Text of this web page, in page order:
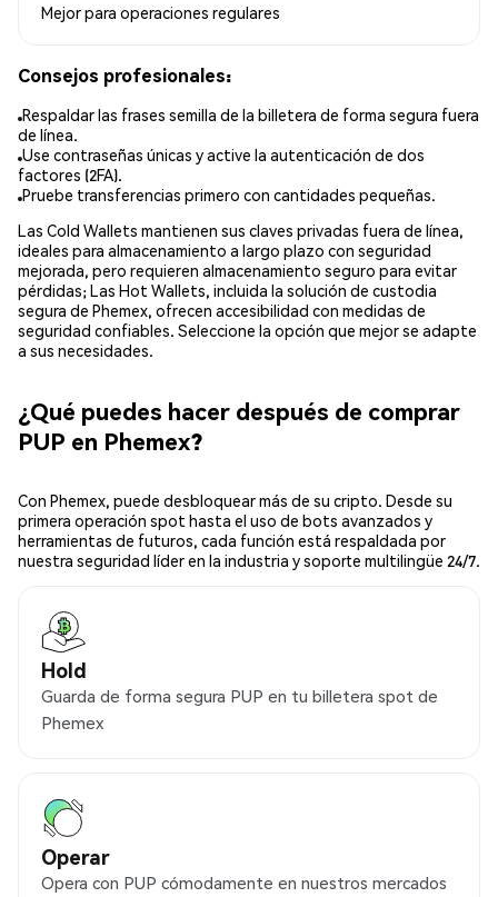
Mejor para operaciones regulares
Consejos profesionales:
Respaldar las frases semilla de la billetera de forma segura fuera
de línea.
Use contraseñas únicas y active la autenticación de dos
factores (2FA).
Pruebe transferencias primero con cantidades pequeñas.
Las Cold Wallets mantienen sus claves privadas fuera de línea,
ideales para almacenamiento a largo plazo con seguridad
mejorada, pero requieren almacenamiento seguro para evitar
pérdidas; Las Hot Wallets, incluida la solución de custodia
segura de Phemex, ofrecen accesibilidad con medidas de
seguridad confiables. Seleccione la opción que mejor se adapte
a sus necesidades.
¿Qué puedes hacer después de comprar
PUP en Phemex?
Con Phemex, puede desbloquear más de su cripto. Desde su
primera operación spot hasta el uso de bots avanzados y
herramientas de futuros, cada función está respaldada por
nuestra seguridad líder en la industria y soporte multilingüe 24/7.
Hold
Guarda de forma segura PUP en tu billetera spot de
Phemex
Operar
Opera con PUP cómodamente en nuestros mercados